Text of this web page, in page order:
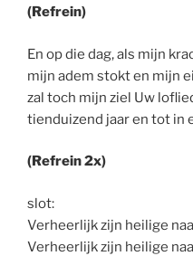
(Refrein)
En op die dag, als mijn
mijn adem stokt en mijn
zal toch mijn ziel Uw
tienduizend jaar en tot in
(Refrein 2x)
slot:
Verheerlijk zijn heilige
Verheerlijk zijn heilige